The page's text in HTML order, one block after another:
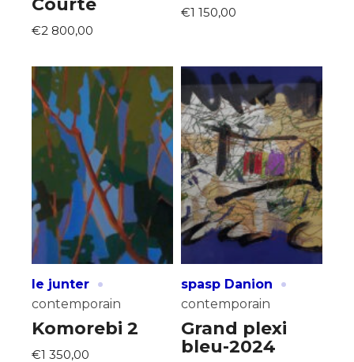
€2 800,00
€1 150,00
le junter ·
contemporain
Komorebi 2
€1 350,00
spasp Danion ·
contemporain
Grand plexi
bleu-2024